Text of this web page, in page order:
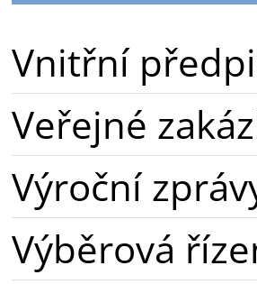
Vnitřní
Veřejné
Výroční
Výběrová